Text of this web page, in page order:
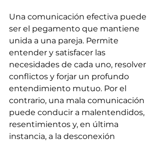
Una comunicación efectiva puede
ser el pegamento que mantiene
unida a una pareja. Permite
entender y satisfacer las
necesidades de cada uno, resolver
conflictos y forjar un profundo
entendimiento mutuo. Por el
contrario, una mala comunicación
puede conducir a malentendidos,
resentimientos y, en última
instancia, a la desconexión